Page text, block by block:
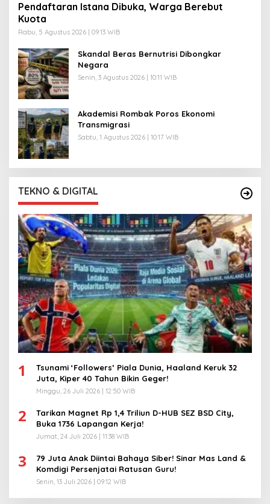
Pendaftaran Istana Dibuka, Warga Berebut
Kuota
Rabu, 5 Agustus 2026 | 09:13 WIB
Skandal Beras Bernutrisi Dibongkar
Negara
Senin, 3 Agustus 2026 | 10:11 WIB
Akademisi Rombak Poros Ekonomi
Transmigrasi
Sabtu, 1 Agustus 2026 | 10:17 WIB
TEKNO & DIGITAL
1
Tsunami ‘Followers’ Piala Dunia, Haaland Keruk 32
Juta, Kiper 40 Tahun Bikin Geger!
Minggu, 26 Juli 2026 | 12:50 WIB
2
Tarikan Magnet Rp 1,4 Triliun D-HUB SEZ BSD City,
Buka 1736 Lapangan Kerja!
Jumat, 24 Juli 2026 | 11:38 WIB
3
79 Juta Anak Diintai Bahaya Siber! Sinar Mas Land &
Komdigi Persenjatai Ratusan Guru!
Senin, 13 Juli 2026 | 09:12 WIB